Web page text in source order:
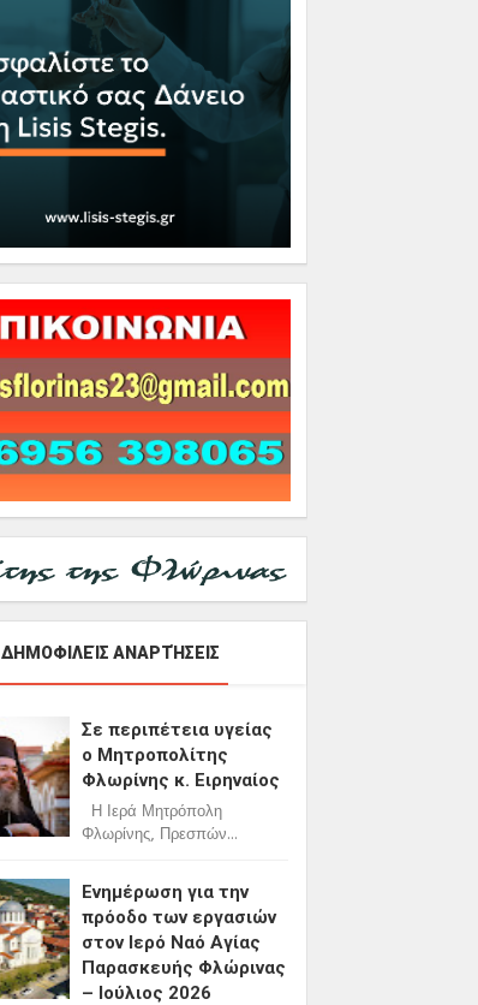
ΔΗΜΟΦΙΛΕΊΣ ΑΝΑΡΤΉΣΕΙΣ
Σε περιπέτεια υγείας
ο Μητροπολίτης
Φλωρίνης κ. Ειρηναίος
Η Ιερά Μητρόπολη
Φλωρίνης, Πρεσπών...
Ενημέρωση για την
πρόοδο των εργασιών
στον Ιερό Ναό Αγίας
Παρασκευής Φλώρινας
– Ιούλιος 2026